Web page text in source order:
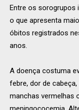
Entre os sorogrupos
o que apresenta
óbitos registrados
anos.
A doença costuma
febre, dor de
manchas vermelhas